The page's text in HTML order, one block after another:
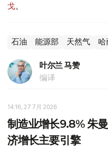
戈。
石油 能源部 天然气 哈
叶尔兰 马赞
编译
14:16, 27 7月 2026
制造业增长9.8% 朱
济增长主要引擎